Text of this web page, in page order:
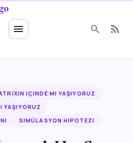
menu search rss_feed
IÇINDE MI YAŞIYORUZ
YAŞIYORUZ
SIMÜLASYON HIPOTEZI